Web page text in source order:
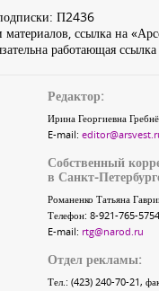
П2436
ссылка на
работающая
Редактор:
Ирина Георгиевна
E-mail:
Собственный
в Санкт-
Романенко Татьяна
Телефон: 8-921-765-
E-mail: rtg@narod.ru
Отдел рекламы:
Тел.: (423) 240-70-21,